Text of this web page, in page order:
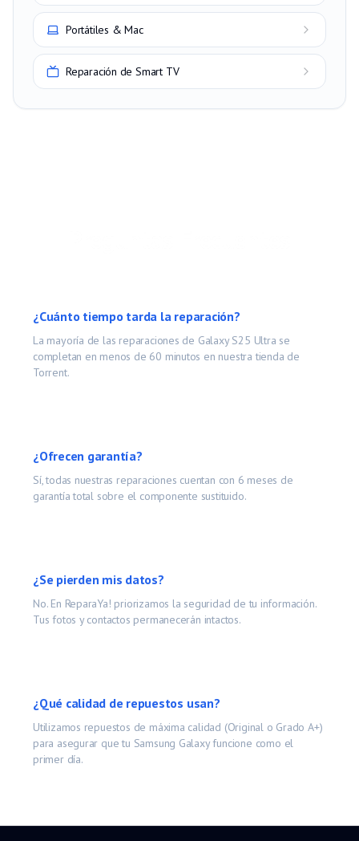
Portátiles & Mac
Reparación de Smart TV
¿Cuánto tiempo tarda la reparación?
La mayoría de las reparaciones de Galaxy S25 Ultra se
completan en menos de 60 minutos en nuestra tienda de
Torrent.
¿Ofrecen garantía?
Sí, todas nuestras reparaciones cuentan con 6 meses de
garantía total sobre el componente sustituido.
¿Se pierden mis datos?
No. En ReparaYa! priorizamos la seguridad de tu información.
Tus fotos y contactos permanecerán intactos.
¿Qué calidad de repuestos usan?
Utilizamos repuestos de máxima calidad (Original o Grado A+)
para asegurar que tu Samsung Galaxyfuncione como el
primer día.